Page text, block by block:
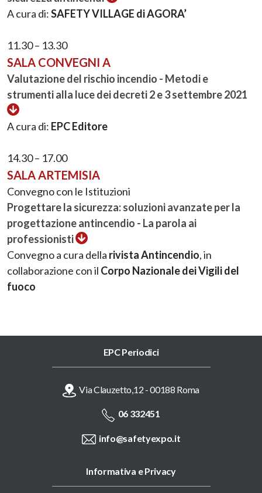
A cura di:SAFETY VILLAGE di AGORA’
11.30 – 13.30
SALA CONVEGNI A
Valutazione del rischio incendio - Metodi e
strumenti alla luce dei decreti 2 e 3 settembre 2021
A cura di: EPC Editore
14.30 – 17.00
SALA ARTEMISIA
Convegno con le Istituzioni
Progettare la sicurezza: soluzioni avanzate per la
progettazione antincendio - La parola ai
professionisti
Convegno a cura della rivista Antincendio, in
collaborazione con il Corpo Nazionale dei Vigili del
fuoco
EPC Periodici
Via Clauzetto,12 - 00188 Roma
06 332451
info@safetyexpo.it
Informativa e Privacy